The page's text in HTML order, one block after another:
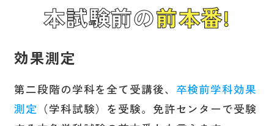
本試験前の前本番!
効果測定
第二段階の学科を全て受講後、 卒検前学科効果
測定 （学科試験）を受験。免許センターで受験